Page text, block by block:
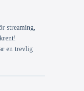
streaming,
en trevlig